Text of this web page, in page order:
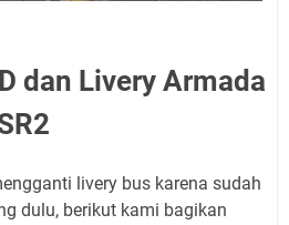
dan Livery Armada
livery bus karena sudah
dulu, berikut kami bagikan